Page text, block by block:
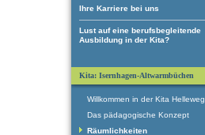
Ihre Karriere bei uns
Lust auf eine berufsbegleitende
Ausbildung in der Kita?
Kita: Isernhagen-Altwarmbüchen
Willkommen in der Kita Helleweg
Das pädagogische Konzept
Räumlichkeiten